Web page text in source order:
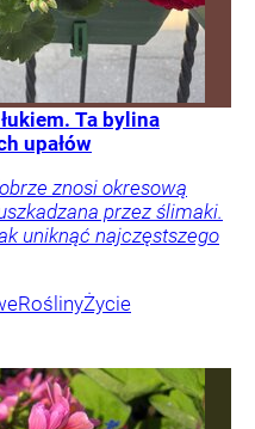
Ta bylina
upałów
znosi okresową
przez ślimaki.
uniknąć najczęstszego
RoślinyŻycie